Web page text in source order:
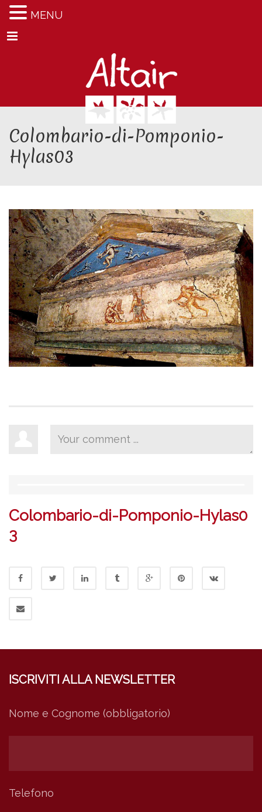
Menu
Colombario-di-Pomponio-
Hylas03
Colombario-di-Pomponio-Hylas0
3
ISCRIVITI ALLA NEWSLETTER
Nome e Cognome (obbligatorio)
Telefono
MENU